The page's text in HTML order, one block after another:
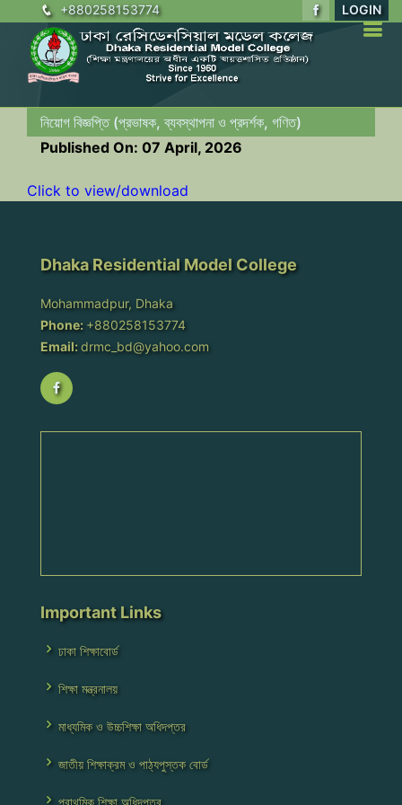
+880258153774 LOGIN
নিয়োগ বিজ্ঞপ্তি (প্রভাষক, ব্যবস্থাপনা ও প্রদর্শক, গণিত)
Published On: 07 April, 2026
Click to view/download
Dhaka Residential Model College
Mohammadpur, Dhaka
Phone: +880258153774
Email: drmc_bd@yahoo.com
Important Links
ঢাকা শিক্ষাবোর্ড
শিক্ষা মন্ত্রনালয়
মাধ্যমিক ও উচ্চশিক্ষা অধিদপ্তর
জাতীয় শিক্ষাক্রম ও পাঠ্যপুস্তক বোর্ড
প্রাথমিক শিক্ষা অধিদপ্তর